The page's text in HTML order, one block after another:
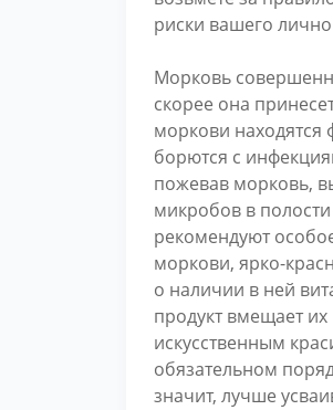
риски вашего
Морковь
скорее она
моркови
борются с
пожевав морковь,
микробов в
рекомендуют
моркови, ярко-
о наличии в ней
продукт вмещает
искусственным
обязательном
значит, лучше